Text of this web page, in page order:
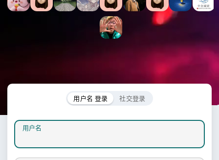
用户名 登录 社交登录
用户名